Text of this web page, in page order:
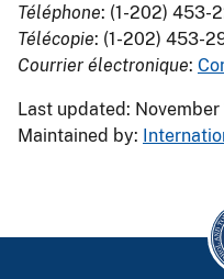
Téléphone: (1-202) 453-
Télécopie: (1-202) 453-
Courrier électronique:
Last updated:
Maintained by: